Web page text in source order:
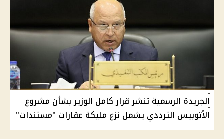
الجريدة الرسمية تنشر قرار كامل الوزير بشأن مشروع
الأتوبيس الترددي يشمل نزع مليكة عقارات "مستندات"